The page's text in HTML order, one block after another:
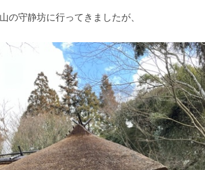
の守静坊に行ってきましたが、